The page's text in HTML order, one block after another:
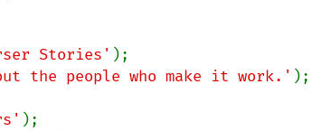
Stories'
the people who make it work.' );